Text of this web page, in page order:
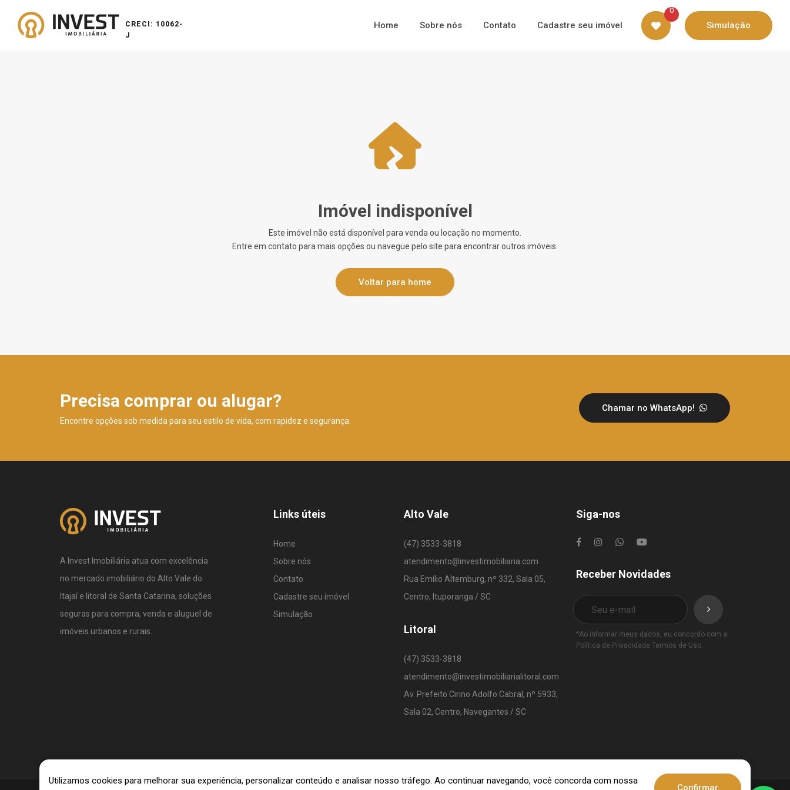
CRECI: 10062-
J
Home Sobre nós Contato Cadastre seu imóvel
0
Simulação
Imóvel indisponível
Este imóvel não está disponível para venda ou locação no momento.
Entre em contato para mais opções ou navegue pelo site para encontrar outros imóveis.
Voltar para home
Precisa comprar ou alugar?
Encontre opções sob medida para seu estilo de vida, com rapidez e segurança.
Chamar no WhatsApp!
A Invest Imobiliária atua com excelência
no mercado imobiliário do Alto Vale do
Itajaí e litoral de Santa Catarina, soluções
seguras para compra, venda e aluguel de
imóveis urbanos e rurais.
Links úteis
Home
Sobre nós
Contato
Cadastre seu imóvel
Simulação
Alto Vale
(47) 3533-3818
atendimento@investimobiliaria.com
Rua Emílio Altemburg, nº 332, Sala 05,
Centro, Ituporanga / SC
Litoral
(47) 3533-3818
atendimento@investimobiliarialitoral.com
Av. Prefeito Cirino Adolfo Cabral, nº 5933,
Sala 02, Centro, Navegantes / SC
Siga-nos
Receber Novidades
*Ao informar meus dados, eu concordo com a
Política de Privacidade Termos de Uso.
Utilizamos cookies para melhorar sua experiência, personalizar conteúdo e analisar nosso tráfego. Ao continuar navegando, você concorda com nossa
Confirmar